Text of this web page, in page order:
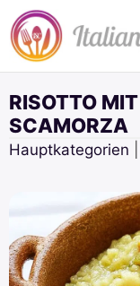
Zum
Inhalt
springen
RISOTTO
SCAMORZA
Hauptkategorien